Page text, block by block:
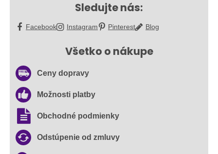
Sledujte nás:
Facebook Instagram Pinterest Blog
Všetko o nákupe
Ceny dopravy
Možnosti platby
Obchodné podmienky
Odstúpenie od zmluvy